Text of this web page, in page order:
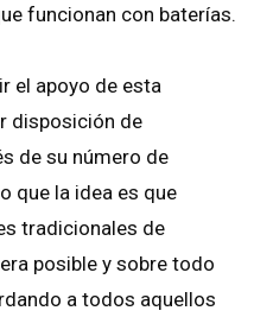
funcionan con baterías.
el apoyo de esta
disposición de
de su número de
que la idea es que
tradicionales de
posible y sobre todo
a todos aquellos